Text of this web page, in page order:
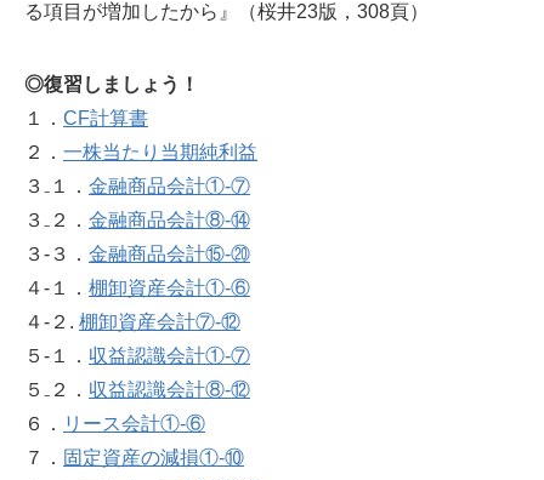
る項目が増加したから』（桜井23版，308頁）
◎復習しましょう！
１． CF計算書
２． 一株当たり当期純利益
３₋１． 金融商品会計①‐⑦
３₋２． 金融商品会計⑧‐⑭
３‐３． 金融商品会計⑮‐⑳
４-１． 棚卸資産会計①‐⑥
４-２. 棚卸資産会計⑦‐⑫
５‐１． 収益認識会計①‐⑦
５₋２． 収益認識会計⑧-⑫
６． リース会計①‐⑥
７． 固定資産の減損①‐⑩